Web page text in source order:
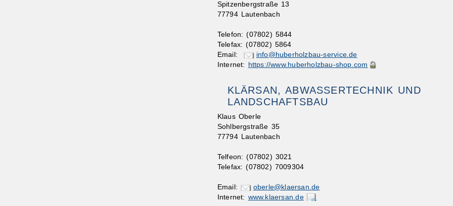
Spitzenbergstraße 13
77794 Lautenbach
Telefon: (07802) 5844
Telefax: (07802) 5864
Email:
info@huberholzbau-service.de
Internet:
https://www.huberholzbau-shop.com
KLÄRSAN, ABWASSERTECHNIK UND
LANDSCHAFTSBAU
Klaus Oberle
Sohlbergstraße 35
77794 Lautenbach
Telfeon: (07802) 3021
Telefax: (07802) 7009304
Email:
oberle@klaersan.de
Internet: www.klaersan.de